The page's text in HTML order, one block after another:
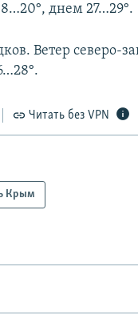
днем 27…29°.
Ветер северо-
Читать без VPN
Крым